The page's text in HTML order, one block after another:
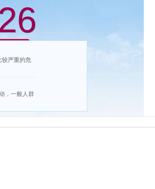
较严重的危
，一般人群